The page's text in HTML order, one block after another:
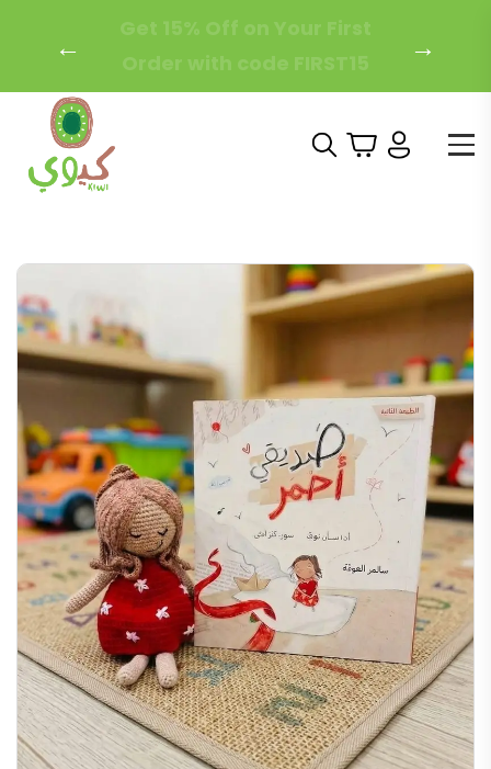
←
Free Local Shipping on
Orders Over 200 AED!
→